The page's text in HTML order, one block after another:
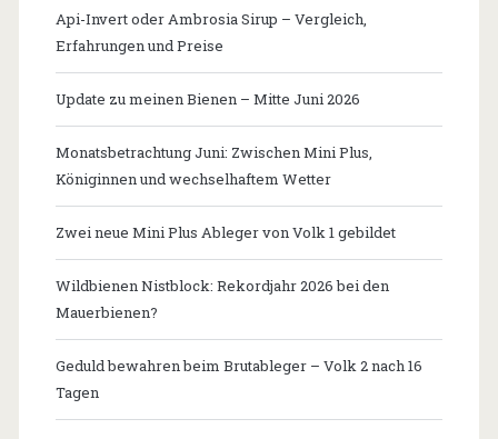
Api-Invert oder Ambrosia Sirup – Vergleich,
Erfahrungen und Preise
Update zu meinen Bienen – Mitte Juni 2026
Monatsbetrachtung Juni: Zwischen Mini Plus,
Königinnen und wechselhaftem Wetter
Zwei neue Mini Plus Ableger von Volk 1 gebildet
Wildbienen Nistblock: Rekordjahr 2026 bei den
Mauerbienen?
Geduld bewahren beim Brutableger – Volk 2 nach 16
Tagen